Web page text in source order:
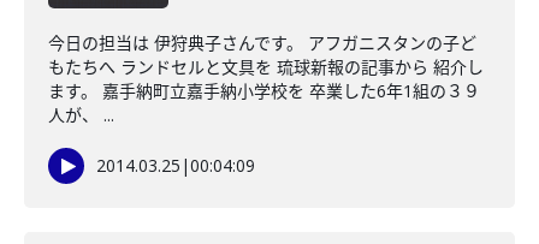
今日の担当は 伊狩典子さんです。 アフガニスタンの子ど
もたちへ ランドセルと文具を 琉球新報の記事から 紹介し
ます。 嘉手納町立嘉手納小学校を 卒業した6年1組の３９
人が、 ...
2014.03.25 |00:04:09